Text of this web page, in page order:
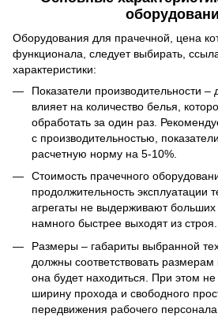
Оборудования для прачечной, цена
функционала, следует выбирать,
характеристики:
Показатели производительности –
влияет на количество белья,
обработать за один раз.
с производительностью,
расчетную норму на 5-10%.
Стоимость прачечного
продолжительность эксплуатации
агрегаты не выдерживают больших
намного быстрее выходят из строя.
Размеры – габариты выбранной
должны соответствовать
она будет находиться. При этом не
ширину прохода и свободного
передвижения рабочего персонала.